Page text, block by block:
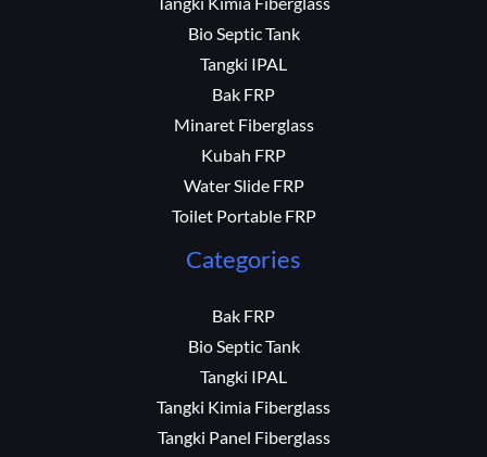
Bio Septic Tank
Tangki IPAL
Bak FRP
Minaret Fiberglass
Kubah FRP
Water Slide FRP
Toilet Portable FRP
Categories
Bak FRP
Bio Septic Tank
Tangki IPAL
Tangki Kimia Fiberglass
Tangki Panel Fiberglass